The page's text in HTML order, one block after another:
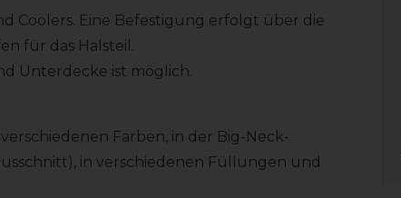
Coolers. Eine Befestigung erfolgt über die
für das Halsteil.
Unterdecke ist möglich.
Farben, in der Big-Neck-
in verschiedenen Füllungen und